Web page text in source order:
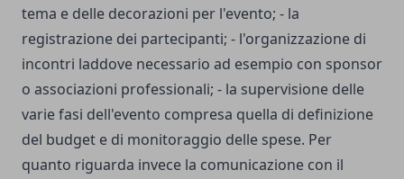
tema e delle decorazioni per l'evento; - la
registrazione dei partecipanti; - l'organizzazione di
incontri laddove necessario ad esempio con sponsor
o associazioni professionali; - la supervisione delle
varie fasi dell'evento compresa quella di definizione
del budget e di monitoraggio delle spese. Per
quanto riguarda invece la comunicazione con il